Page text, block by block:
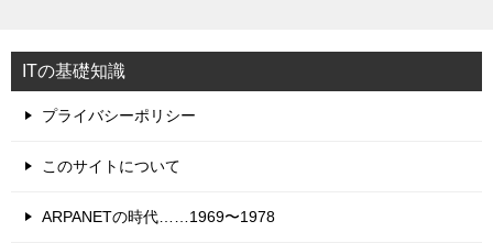
ITの基礎知識
プライバシーポリシー
このサイトについて
ARPANETの時代……1969〜1978